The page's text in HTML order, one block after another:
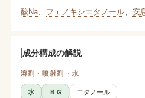
酸Na、 フェノキシエタノール、 安
成分構成の解説
溶剤・噴射剤・水
水 ＢＧ
エタノール